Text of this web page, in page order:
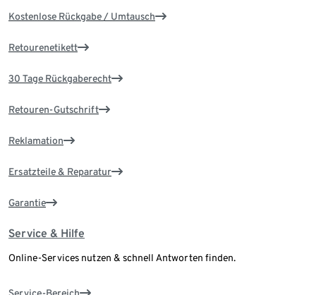
Kostenlose Rückgabe / Umtausch
Retourenetikett
30 Tage Rückgaberecht
Retouren-Gutschrift
Reklamation
Ersatzteile & Reparatur
Garantie
Service & Hilfe
Online-Services nutzen & schnell Antworten finden.